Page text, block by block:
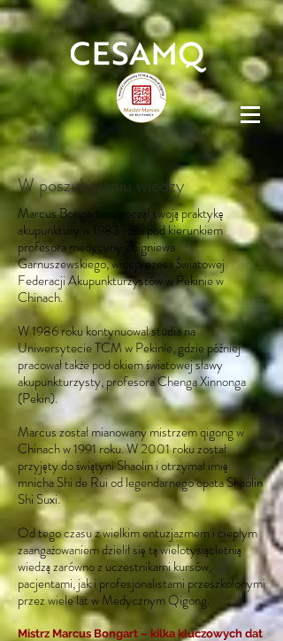
W poszukiwaniu wiedzy
Marcus Bongart rozpoczął swoją praktykę
akupunktury w 1983 roku pod kierunkiem
profesora medycyny Zbigniewa
Garnuszewskiego, wiceprezesa Światowej
Federacji Akupunkturzystów w Pekinie w
Chinach.
W 1986 roku kontynuował studia na
Uniwersytecie TCM w Pekinie, gdzie później
pracował także pod okiem światowej sławy
akupunkturzysty, profesora Chenga Xinnonga
(Pekin).
Marcus został mianowany mistrzem qigong w
Chinach w 1991 roku. W 2001 roku został
przyjęty do świątyni Shaolin i otrzymał imię
mnicha Shi de Rui od legendarnego opata Shaolin
Shi Suxi.
Od tego czasu z wielkim entuzjazmem i ciepłym
zaangażowaniem dzielił się tą wielotysiącletnią
wiedzą zarówno z uczestnikami kursów,
pacjentami, jak i profesjonalistami przeszkolonymi
przez wiele lat w Medycznym Qigong.
Mistrz Marcus Bongart – kilka kluczowych dat